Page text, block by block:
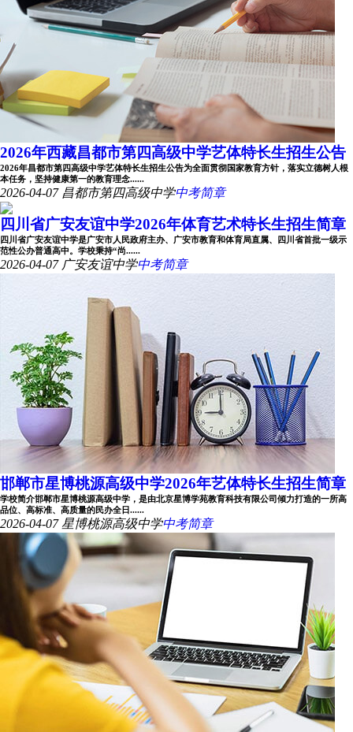
2026年西藏昌都市第四高级中学艺体特长生招生公告
2026年昌都市第四高级中学艺体特长生招生公告为全面贯彻国家教育方针，落实立德树人根
本任务，坚持健康第一的教育理念......
2026-04-07 昌都市第四高级中学中考简章
四川省广安友谊中学2026年体育艺术特长生招生简章
四川省广安友谊中学是广安市人民政府主办、广安市教育和体育局直属、四川省首批一级示
范性公办普通高中。学校秉持“尚......
2026-04-07 广安友谊中学中考简章
邯郸市星博桃源高级中学2026年艺体特长生招生简章
学校简介邯郸市星博桃源高级中学，是由北京星博学苑教育科技有限公司倾力打造的一所高
品位、高标准、高质量的民办全日......
2026-04-07 星博桃源高级中学中考简章